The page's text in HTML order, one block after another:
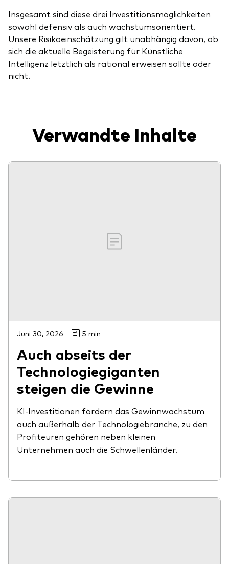
Insgesamt sind diese drei Investitionsmöglichkeiten
sowohl defensiv als auch wachstumsorientiert.
Unsere Risikoeinschätzung gilt unabhängig davon, ob
sich die aktuelle Begeisterung für Künstliche
Intelligenz letztlich als rational erweisen sollte oder
nicht.
Verwandte Inhalte
Juni 30, 2026 5 min
Auch abseits der
Technologiegiganten
steigen die Gewinne
KI-Investitionen fördern das Gewinnwachstum
auch außerhalb der Technologiebranche, zu den
Profiteuren gehören neben kleinen
Unternehmen auch die Schwellenländer.